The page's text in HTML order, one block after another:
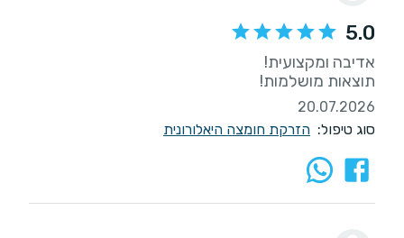
5.0
תוצאות מושלמות!
20.07.2026
סוג טיפול: הזרקת חומצה היאלורונית